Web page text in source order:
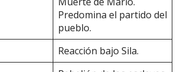
Predomina el partido del
pueblo.
Reacción bajo Sila.